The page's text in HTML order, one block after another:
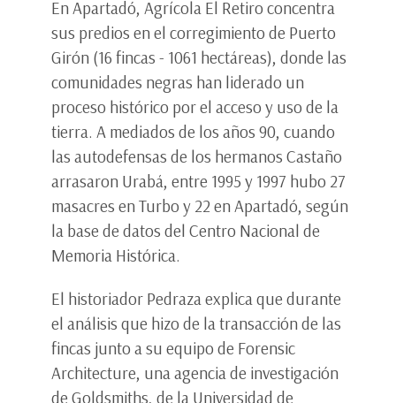
En Apartadó, Agrícola El Retiro concentra
sus predios en el corregimiento de Puerto
Girón (16 fincas - 1061 hectáreas), donde las
comunidades negras han liderado un
proceso histórico por el acceso y uso de la
tierra. A mediados de los años 90, cuando
las autodefensas de los hermanos Castaño
arrasaron Urabá, entre 1995 y 1997 hubo 27
masacres en Turbo y 22 en Apartadó, según
la base de datos del Centro Nacional de
Memoria Histórica.
El historiador Pedraza explica que durante
el análisis que hizo de la transacción de las
fincas junto a su equipo de Forensic
Architecture, una agencia de investigación
de Goldsmiths, de la Universidad de